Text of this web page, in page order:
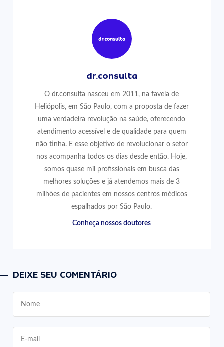
dr.consulta
O dr.consulta nasceu em 2011, na favela de
Heliópolis, em São Paulo, com a proposta de fazer
uma verdadeira revolução na saúde, oferecendo
atendimento acessível e de qualidade para quem
não tinha. E esse objetivo de revolucionar o setor
nos acompanha todos os dias desde então. Hoje,
somos quase mil profissionais em busca das
melhores soluções e já atendemos mais de 3
milhões de pacientes em nossos centros médicos
espalhados por São Paulo.
Conheça nossos doutores
DEIXE SEU COMENTÁRIO